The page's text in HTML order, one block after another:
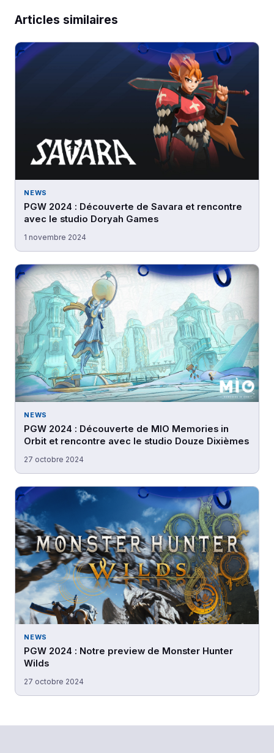
Articles similaires
NEWS
PGW 2024 : Découverte de Savara et rencontre
avec le studio Doryah Games
1 novembre 2024
NEWS
PGW 2024 : Découverte de MIO Memories in
Orbit et rencontre avec le studio Douze Dixièmes
27 octobre 2024
NEWS
PGW 2024 : Notre preview de Monster Hunter
Wilds
27 octobre 2024